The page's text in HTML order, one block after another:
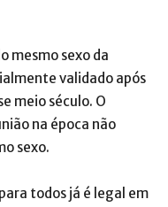
mesmo sexo da
validado após
meio século. O
na época não
sexo.
todos já é legal em